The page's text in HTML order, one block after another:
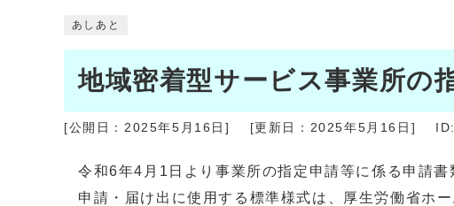
あしあと
地域密着型サービス事業所の
[公開日： 2025年5月16日 ] [更新日： 2025年5月16日 ]
令和6年4月1日より事業所の指定申請等に係る申請
申請・届け出に使用する標準様式は、厚生労働省ホ